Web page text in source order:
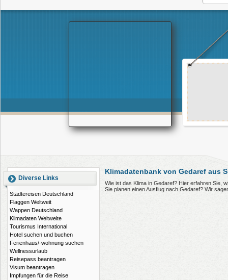
Diverse Links
Städtereisen Deutschland
Flaggen Weltweit
Wappen Deutschland
Klimadaten Weltweite
Tourismus International
Hotel suchen und buchen
Ferienhaus/-wohnung suchen
Wellnessurlaub
Reisepass beantragen
Visum beantragen
Impfungen für die Reise
Klimadatenbank von Gedaref aus
Wie ist das Klima in Gedaref? Hier erfahren Sie,
Sie planen einen Ausflug nach Gedaref? Wir